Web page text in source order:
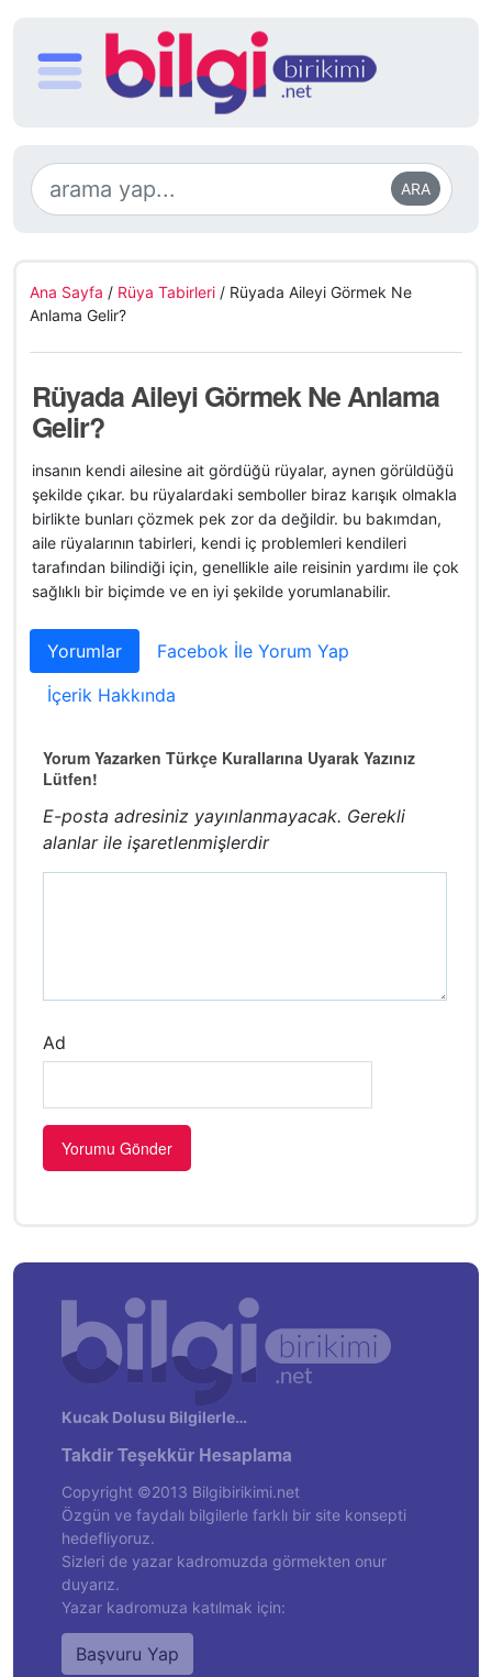
ARA
Ana Sayfa / Rüya Tabirleri / Rüyada Aileyi Görmek Ne
Anlama Gelir?
Rüyada Aileyi Görmek Ne Anlama
Gelir?
insanın kendi ailesine ait gördüğü rüyalar, aynen görüldüğü
şekilde çıkar. bu rüyalardaki semboller biraz karışık olmakla
birlikte bunları çözmek pek zor da değildir. bu bakımdan,
aile rüyalarının tabirleri, kendi iç problemleri kendileri
tarafından bilindiği için, genellikle aile reisinin yardımı ile çok
sağlıklı bir biçimde ve en iyi şekilde yorumlanabilir.
Yorumlar
Facebok İle Yorum Yap
İçerik Hakkında
Yorum Yazarken Türkçe Kurallarına Uyarak Yazınız
Lütfen!
E-posta adresiniz yayınlanmayacak. Gerekli
alanlar ile işaretlenmişlerdir
Ad
Kucak Dolusu Bilgilerle…
Takdir Teşekkür Hesaplama
Copyright ©2013 Bilgibirikimi.net
Özgün ve faydalı bilgilerle farklı bir site konsepti
hedefliyoruz.
Sizleri de yazar kadromuzda görmekten onur
duyarız.
Yazar kadromuza katılmak için:
Başvuru Yap